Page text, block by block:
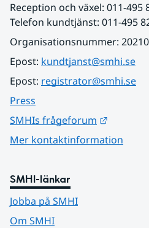
Reception och växel: 011-495
Telefon kundtjänst: 011-495
Organisationsnummer:
Epost: kundtjanst@smhi.se
Epost: registrator@smhi.se
Press
SMHIs frågeforum
Mer kontaktinformation
SMHI-länkar
Jobba på SMHI
Om SMHI